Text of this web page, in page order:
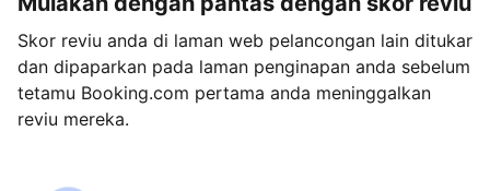
Skor reviu anda di laman web pelancongan lain ditukar
dan dipaparkan pada laman penginapan anda sebelum
tetamu Booking.com pertama anda meninggalkan
reviu mereka.